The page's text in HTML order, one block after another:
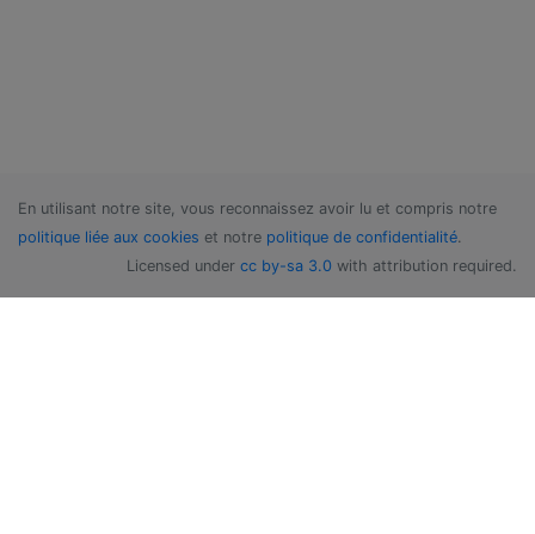
En utilisant notre site, vous reconnaissez avoir lu et compris notre
politique liée aux cookies et notre politique de confidentialité.
Licensed under cc by-sa 3.0 with attribution required.